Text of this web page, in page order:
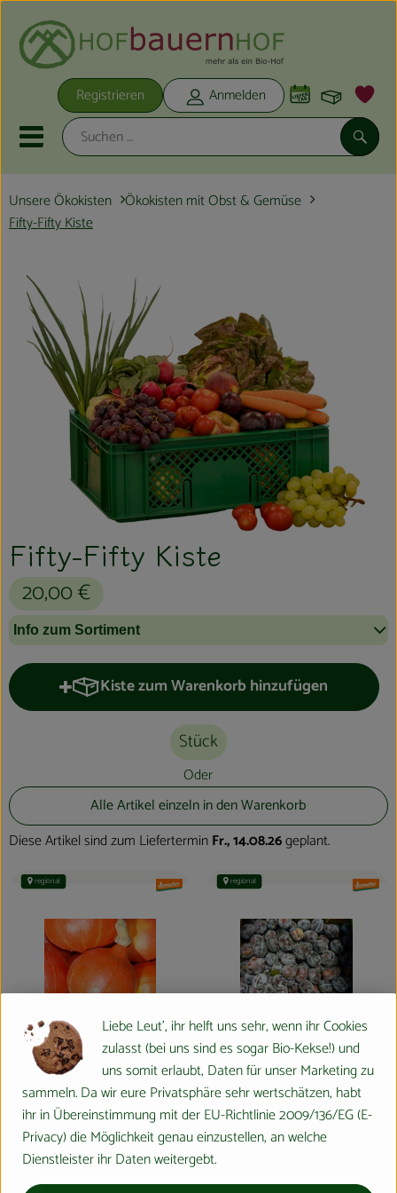
Registrieren Anmelden
Mobiles Menu öffnen oder
Unsere Ökokisten
Unsere Ökokisten
Obst & Gemüse
Hofbackstube
Kühltheke
Aktionen & Neues
Naturkost
Haushaltswaren
So geht´s
Hofladen
Über uns
Veranstaltungen
Unsere Ökokisten Ökokisten mit Obst & Gemüse
Fifty-Fifty Kiste
Fifty-Fifty Kiste
20,00 €
Info zum Sortiment
Kiste zum Warenkorb hinzufügen
Kiste zum Warenkorb hinzufügen
Stück
Oder
Alle Artikel einzeln in den Warenkorb
Diese Artikel sind zum LieferterminFr., 14.08.26geplant.
, Preis:
5,40 €/ kg
Kürbis Hokkaido HBH
, Herkunft:
Hofbauernhof
0.8 kgeingeplant
, Verband:
regional
, Preis:
6,60 € / kg
Zwetschgen
, Herkunft:
0.5 kgeingeplant
, Verband:
regional
, Verband:
regional , Verband:
Liebe Leut', ihr helft uns sehr, wenn ihr Cookies
zulasst (bei uns sind es sogar Bio-Kekse!) und
uns somit erlaubt, Daten für unser Marketing zu
sammeln. Da wir eure Privatsphäre sehr wertschätzen, habt
ihr in Übereinstimmung mit der EU-Richtlinie 2009/136/EG (E-
Privacy) die Möglichkeit genau einzustellen, an welche
Dienstleister ihr Daten weitergebt.